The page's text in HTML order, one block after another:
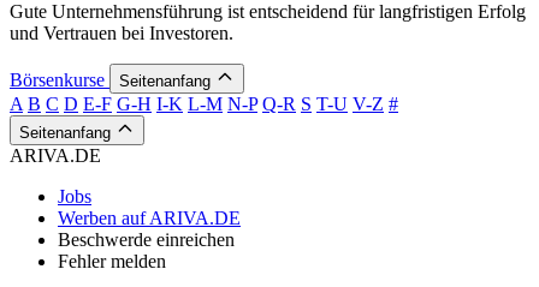
Gute Unternehmensführung ist entscheidend für langfristigen Erfolg
und Vertrauen bei Investoren.
Börsenkurse Seitenanfang
A B C D E-F G-H I-K L-M N-P Q-R S T-U V-Z #
Seitenanfang
ARIVA.DE
Jobs
Werben auf ARIVA.DE
Beschwerde einreichen
Fehler melden